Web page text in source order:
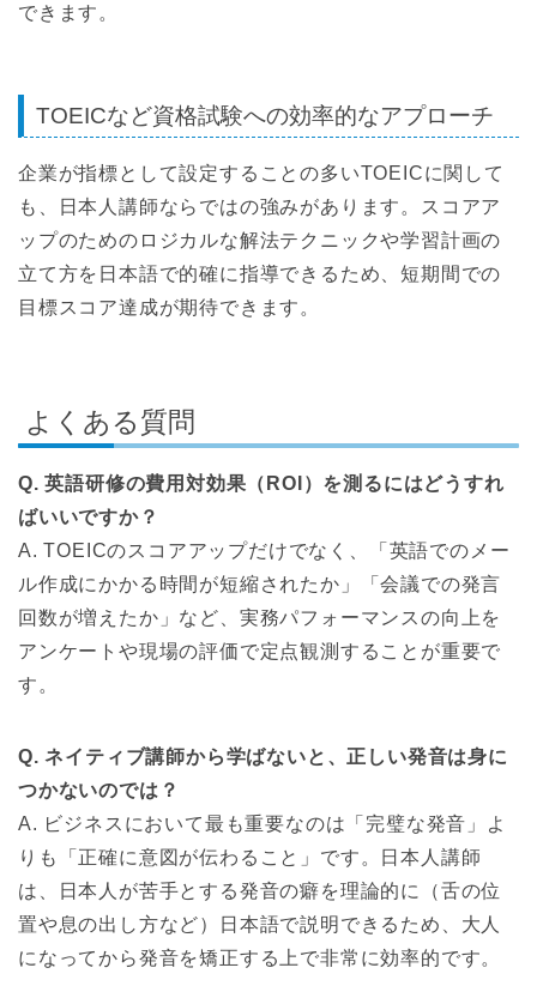
できます。
TOEICなど資格試験への効率的なアプローチ
企業が指標として設定することの多いTOEICに関して
も、日本人講師ならではの強みがあります。スコアア
ップのためのロジカルな解法テクニックや学習計画の
立て方を日本語で的確に指導できるため、短期間での
目標スコア達成が期待できます。
よくある質問
Q. 英語研修の費用対効果（ROI）を測るにはどうすれ
ばいいですか？
A. TOEICのスコアアップだけでなく、「英語でのメー
ル作成にかかる時間が短縮されたか」「会議での発言
回数が増えたか」など、実務パフォーマンスの向上を
アンケートや現場の評価で定点観測することが重要で
す。
Q. ネイティブ講師から学ばないと、正しい発音は身に
つかないのでは？
A. ビジネスにおいて最も重要なのは「完璧な発音」よ
りも「正確に意図が伝わること」です。日本人講師
は、日本人が苦手とする発音の癖を理論的に（舌の位
置や息の出し方など）日本語で説明できるため、大人
になってから発音を矯正する上で非常に効率的です。